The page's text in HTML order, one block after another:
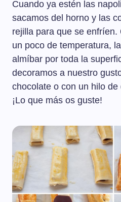
Cuando ya estén las
sacamos del horno y las
rejilla para que se
un poco de temperatura,
almíbar por toda la
decoramos a nuestro
chocolate o con un hilo
¡Lo que más os guste!